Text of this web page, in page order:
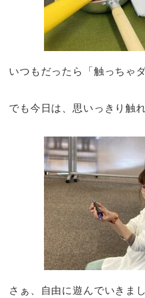
いつもだったら「触っちゃ
でも今日は、思いっきり触
さぁ、自由に遊んでいきま